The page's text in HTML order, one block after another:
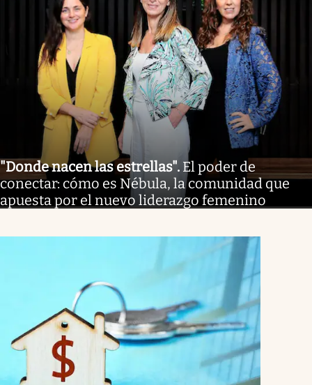
"Donde nacen las estrellas". El poder de
conectar: cómo es Nébula, la comunidad que
apuesta por el nuevo liderazgo femenino